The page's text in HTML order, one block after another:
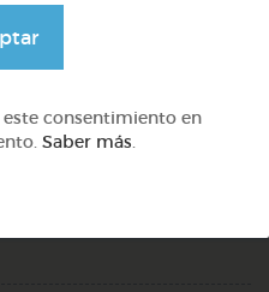
DOCS (2)
consentimiento en
Saber más.